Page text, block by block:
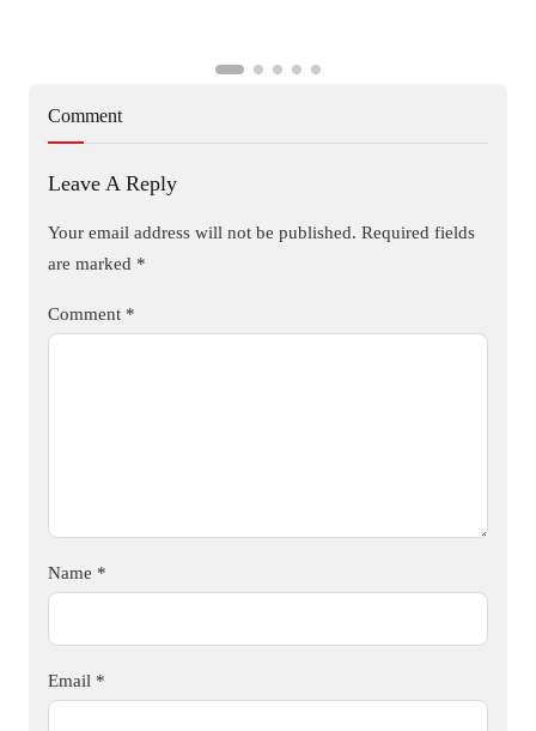
Comment
Leave A Reply
Your email address will not be published. Required fields
are marked *
Comment *
Name *
Email *